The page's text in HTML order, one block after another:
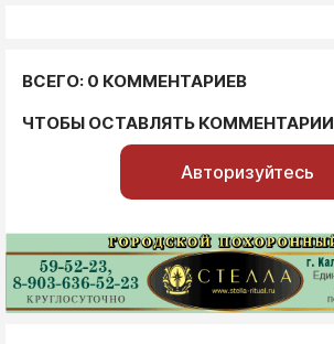
ВСЕГО: 0 КОММЕНТАРИЕВ
ЧТОБЫ ОСТАВЛЯТЬ КОММЕНТАРИИ
Авторизуйтесь